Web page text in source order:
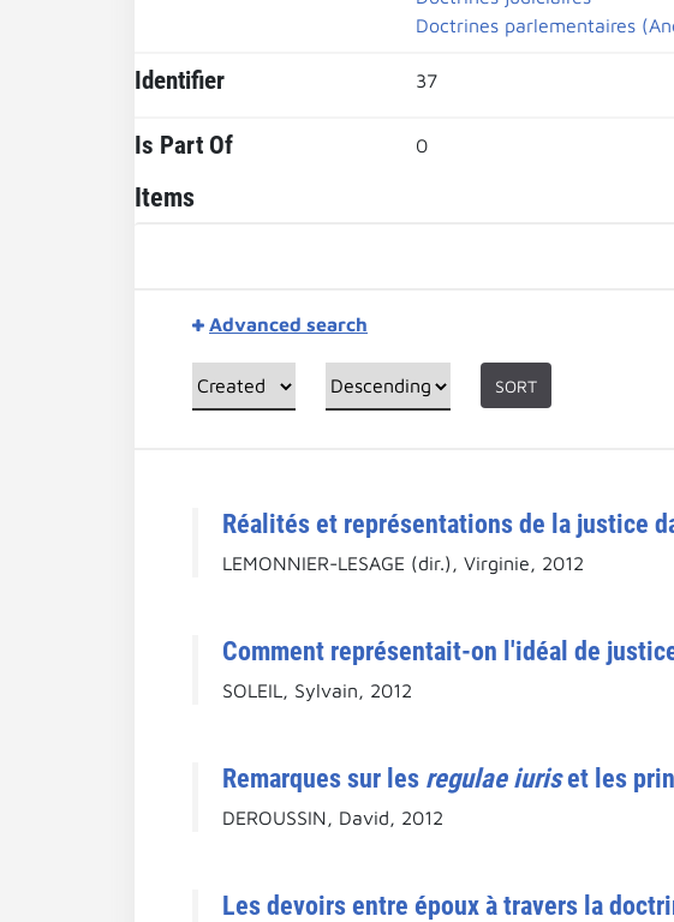
Doctrines parlementaires
Identifier 37
Is Part Of 0
Items
Advanced search
SORT
Réalités et représentations de la justice
LEMONNIER-LESAGE (dir.), Virginie, 2012
Comment représentait-on l'idéal de
SOLEIL, Sylvain, 2012
Remarques sur les regulae iuriset les
DEROUSSIN, David, 2012
Les devoirs entre époux à travers la